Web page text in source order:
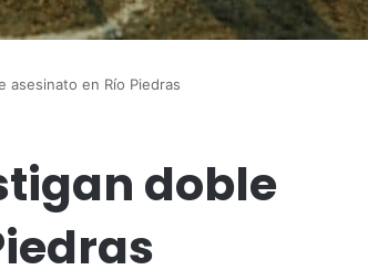
asesinato en Río Piedras
doble